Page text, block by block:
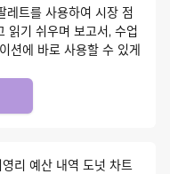
레트를 사용하여 시장 점
읽기 쉬우며 보고서, 수업
션에 바로 사용할 수 있게
리 예산 내역 도넛 차트